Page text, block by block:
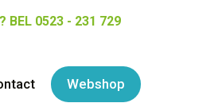
BEL 0523 - 231 729
Webshop